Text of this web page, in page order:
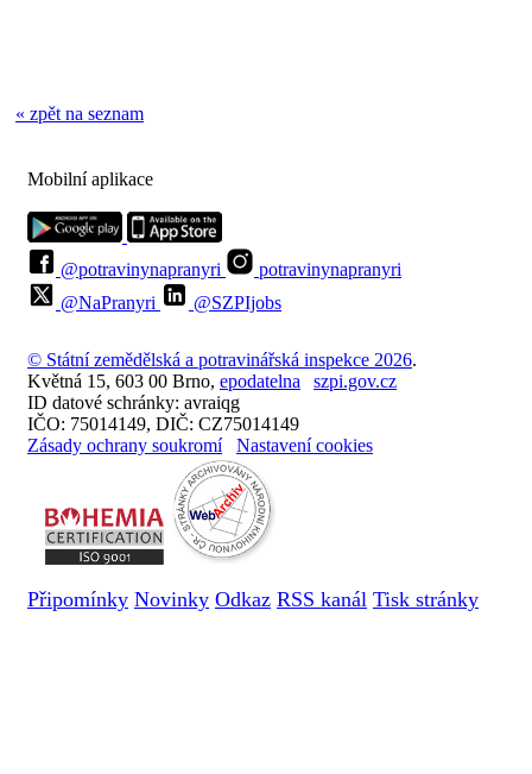
« zpět na seznam
Mobilní aplikace
@potravinynapranyri
potravinynapranyri
@NaPranyri
@SZPIjobs
© Státní zemědělská a potravinářská inspekce 2026.
Květná 15, 603 00 Brno, epodatelna
szpi.gov.cz
ID datové schránky: avraiqg
IČO: 75014149, DIČ: CZ75014149
Zásady ochrany soukromí
Nastavení cookies
Připomínky Novinky Odkaz RSS kanál Tisk stránky